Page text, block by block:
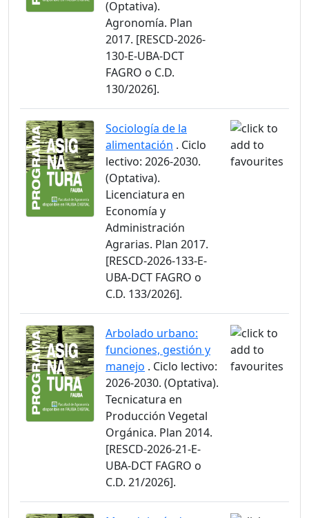
(Optativa).
Agronomía. Plan
2017. [RESCD-2026-
130-E-UBA-DCT
FAGRO o C.D.
130/2026].
Sociología de la
alimentación . Ciclo
lectivo: 2026-2030.
(Optativa).
Licenciatura en
Economía y
Administración
Agrarias. Plan 2017.
[RESCD-2026-133-E-
UBA-DCT FAGRO o
C.D. 133/2026].
Arbolado urbano:
funciones, gestión y
manejo . Ciclo lectivo:
2026-2030. (Optativa).
Tecnicatura en
Producción Vegetal
Orgánica. Plan 2014.
[RESCD-2026-21-E-
UBA-DCT FAGRO o
C.D. 21/2026].